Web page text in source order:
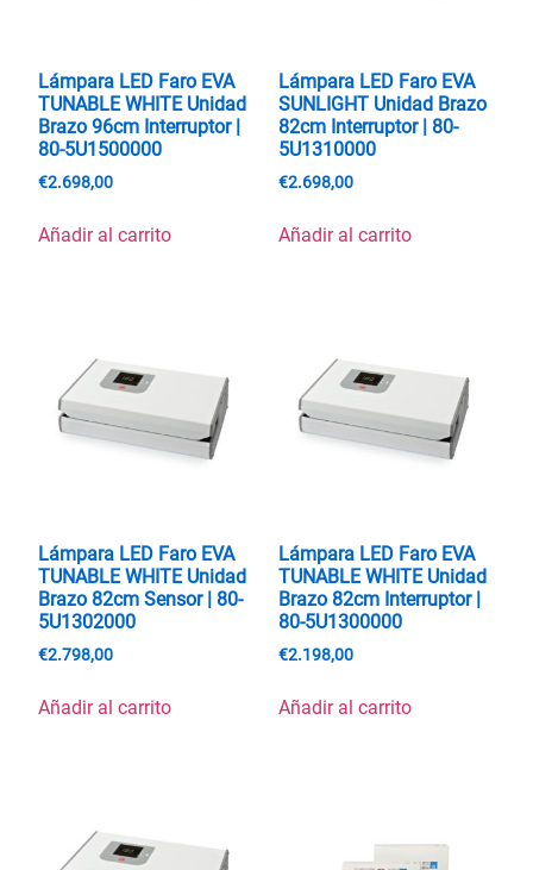
Lámpara LED Faro EVA
TUNABLE WHITE Unidad
Brazo 96cm Interruptor |
80-5U1500000
€2.698,00
Añadir al carrito
Lámpara LED Faro EVA
SUNLIGHT Unidad Brazo
82cm Interruptor | 80-
5U1310000
€2.698,00
Añadir al carrito
Lámpara LED Faro EVA
TUNABLE WHITE Unidad
Brazo 82cm Sensor | 80-
5U1302000
€2.798,00
Añadir al carrito
Lámpara LED Faro EVA
TUNABLE WHITE Unidad
Brazo 82cm Interruptor |
80-5U1300000
€2.198,00
Añadir al carrito